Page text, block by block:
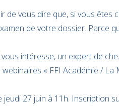
de vous dire que, si vous êtes
de votre dossier. Parce
intéresse, un expert de
« FFI Académie / La
jeudi 27 juin à 11h. Inscription